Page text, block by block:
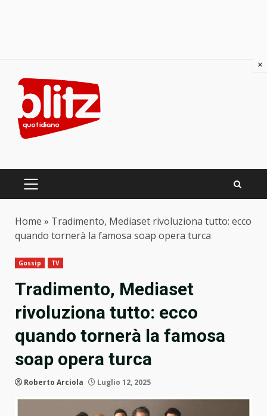
content
PRIMARY
Home » Tradimento, Mediaset rivoluziona tutto: ecco
quando tornerà la famosa soap opera turca
Gossip TV
Tradimento, Mediaset
rivoluziona tutto: ecco
quando tornerà la famosa
soap opera turca
Roberto Arciola Luglio 12, 2025
×